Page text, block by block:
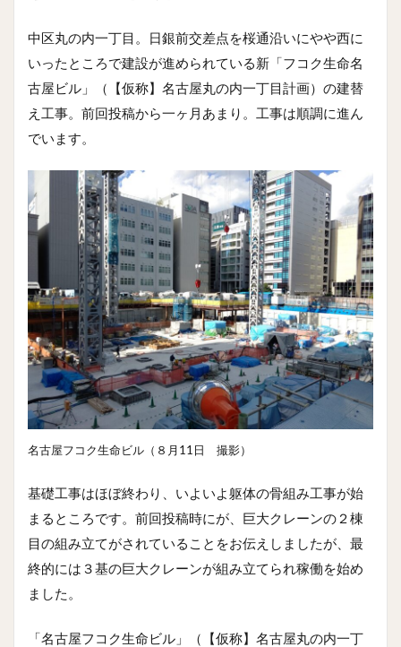
中区丸の内一丁目。日銀前交差点を桜通沿いにやや西に
いったところで建設が進められている新「フコク生命名
古屋ビル」（【仮称】名古屋丸の内一丁目計画）の建替
え工事。前回投稿から一ヶ月あまり。工事は順調に進ん
でいます。
名古屋フコク生命ビル（８月11日 撮影）
基礎工事はほぼ終わり、いよいよ躯体の骨組み工事が始
まるところです。前回投稿時にが、巨大クレーンの２棟
目の組み立てがされていることをお伝えしましたが、最
終的には３基の巨大クレーンが組み立てられ稼働を始め
ました。
「名古屋フコク生命ビル」（【仮称】名古屋丸の内一丁